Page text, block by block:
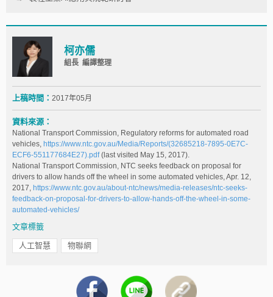
柯亦儒
組長 編譯整理
上稿時間： 2017年05月
資料來源：
National Transport Commission, Regulatory reforms for automated road
vehicles, https://www.ntc.gov.au/Media/Reports/(32685218-7895-0E7C-
ECF6-551177684E27).pdf(last visited May 15, 2017).
National Transport Commission, NTC seeks feedback on proposal for
drivers to allow hands off the wheel in some automated vehicles, Apr. 12,
2017, https://www.ntc.gov.au/about-ntc/news/media-releases/ntc-seeks-
feedback-on-proposal-for-drivers-to-allow-hands-off-the-wheel-in-some-
automated-vehicles/
文章標籤
人工智慧 物聯網